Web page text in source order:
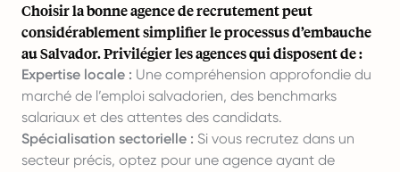
Choisir la bonne agence de recrutement peut
considérablement simplifier le processus d’embauche
au Salvador. Privilégier les agences qui disposent de :
Expertise locale : Une compréhension approfondie du
marché de l’emploi salvadorien, des benchmarks
salariaux et des attentes des candidats.
Spécialisation sectorielle : Si vous recrutez dans un
secteur précis, optez pour une agence ayant de